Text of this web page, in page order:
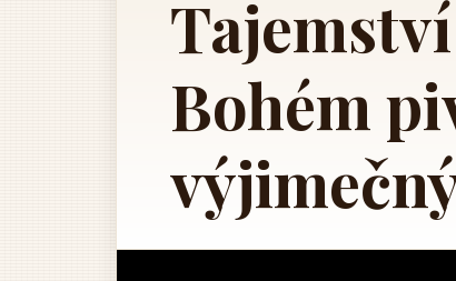
Bohém